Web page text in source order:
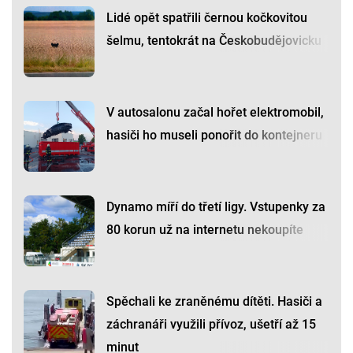
Lidé opět spatřili černou kočkovitou
šelmu, tentokrát na Českobudějovicku
V autosalonu začal hořet elektromobil,
hasiči ho museli ponořit do kontejneru
Dynamo míří do třetí ligy. Vstupenky za
80 korun už na internetu nekoupíte
Spěchali ke zraněnému dítěti. Hasiči a
záchranáři využili přívoz, ušetří až 15
minut